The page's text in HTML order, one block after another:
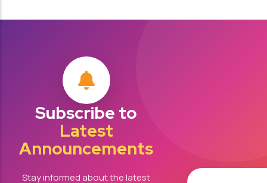
Subscribe to
Latest
Announcements
Stay informed about the latest